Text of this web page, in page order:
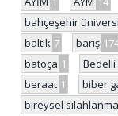
bahçeşehir
baltık 7 barış
batoça 1 Bedelli
beraat 1 biber
bireysel silahlanma